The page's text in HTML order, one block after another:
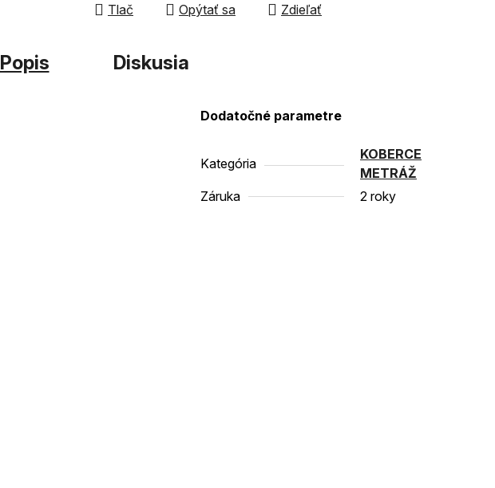
Tlač Opýtať sa Zdieľať
Popis Diskusia
Dodatočné parametre
Kategória
KOBERCE
METRÁŽ
Záruka
2 roky